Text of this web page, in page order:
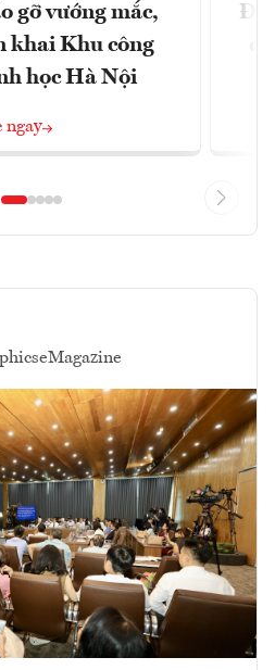
gỡ vướng mắc,
khai Khu công
học Hà Nội
ngay
eMagazine